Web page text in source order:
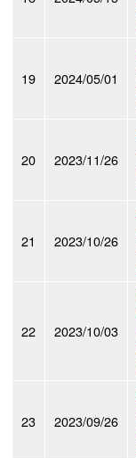
19 2024/05/01
20 2023/11/26
21 2023/10/26
22 2023/10/03
23 2023/09/26